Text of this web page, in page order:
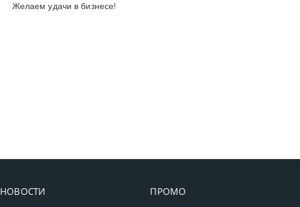
Желаем удачи в бизнесе!
НОВОСТИ ПРОМО